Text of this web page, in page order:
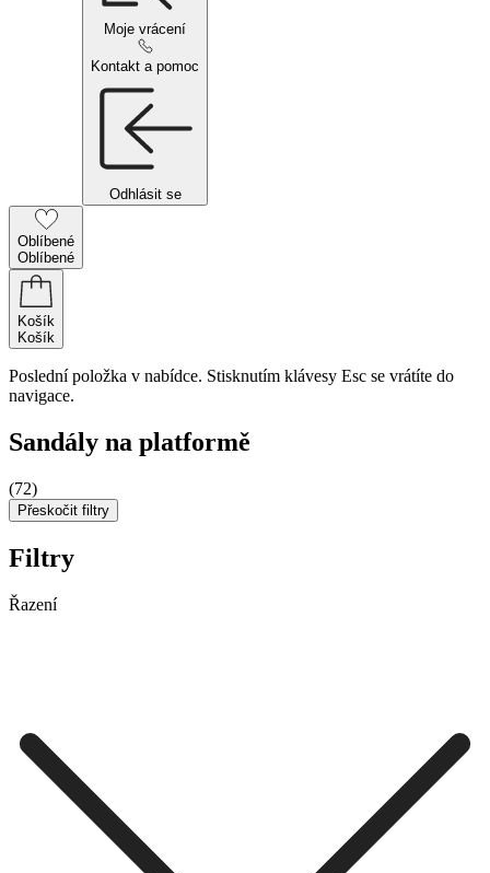
Moje vrácení
Kontakt a pomoc
Odhlásit se
Oblíbené
Oblíbené
Košík
Košík
Poslední položka v nabídce. Stisknutím klávesy Esc se vrátíte do
navigace.
Sandály na platformě
(72)
Přeskočit filtry
Filtry
Řazení